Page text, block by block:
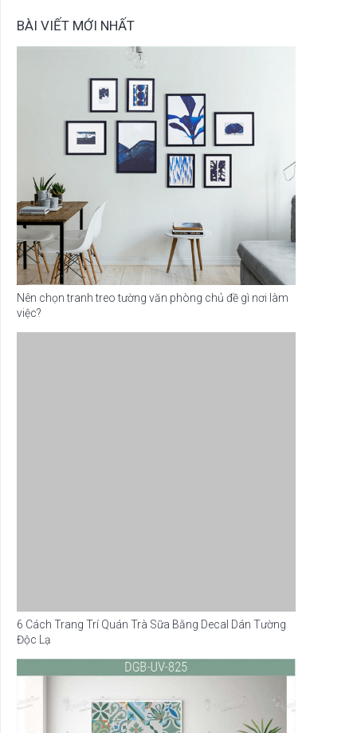
BÀI VIẾT MỚI NHẤT
Nên chọn tranh treo tường văn phòng chủ đề gì nơi làm
việc?
6 Cách Trang Trí Quán Trà Sữa Bằng Decal Dán Tường
Độc Lạ